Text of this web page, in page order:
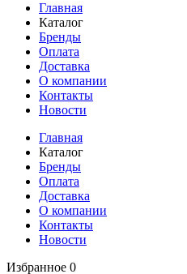
Главная
Каталог
Бренды
Оплата
Доставка
О компании
Контакты
Новости
Главная
Каталог
Бренды
Оплата
Доставка
О компании
Контакты
Новости
Избранное 0